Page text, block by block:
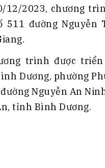
12/2023, chương
511 đường Nguyễn
trình được
Dương, phường
Nguyễn An
tỉnh Bình Dương.